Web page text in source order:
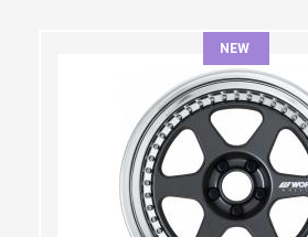
ΔΙΆΜΕΤΡΟΣ:
ΠΛΆΤΟΣ:
PCD SELECTION:
OFFSET:
NEW